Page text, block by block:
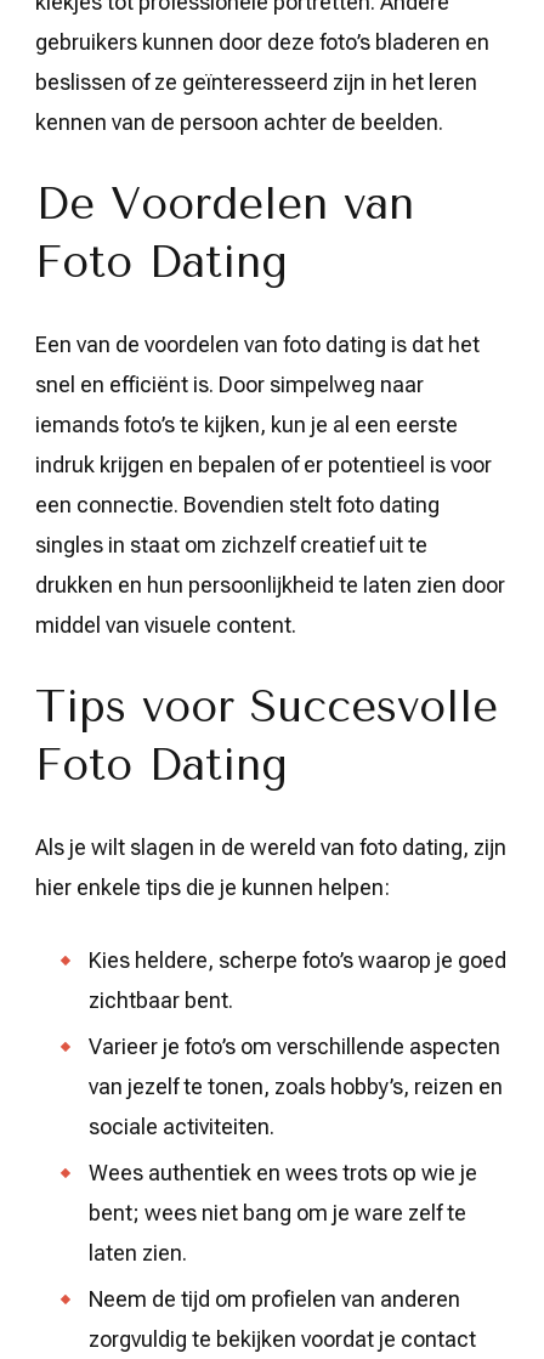
gebruikers kunnen door deze foto’s bladeren en
beslissen of ze geïnteresseerd zijn in het leren
kennen van de persoon achter de beelden.
De Voordelen van
Foto Dating
Een van de voordelen van foto dating is dat het
snel en efficiënt is. Door simpelweg naar
iemands foto’s te kijken, kun je al een eerste
indruk krijgen en bepalen of er potentieel is voor
een connectie. Bovendien stelt foto dating
singles in staat om zichzelf creatief uit te
drukken en hun persoonlijkheid te laten zien door
middel van visuele content.
Tips voor Succesvolle
Foto Dating
Als je wilt slagen in de wereld van foto dating, zijn
hier enkele tips die je kunnen helpen:
Kies heldere, scherpe foto’s waarop je goed
zichtbaar bent.
Varieer je foto’s om verschillende aspecten
van jezelf te tonen, zoals hobby’s, reizen en
sociale activiteiten.
Wees authentiek en wees trots op wie je
bent; wees niet bang om je ware zelf te
laten zien.
Neem de tijd om profielen van anderen
zorgvuldig te bekijken voordat je contact